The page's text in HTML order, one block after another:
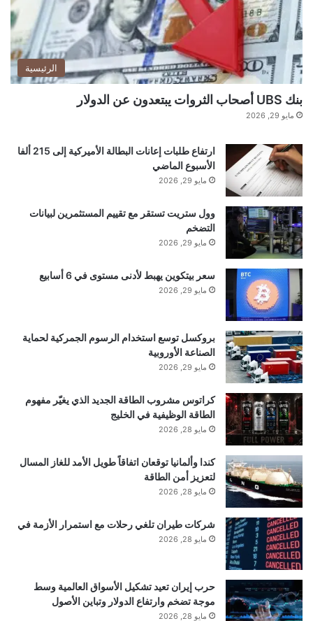
الرئيسية
بنك UBS أصحاب الثروات يبتعدون عن الدولار
مايو 29, 2026
ارتفاع طلبات إعانات البطالة الأميركية إلى 215 ألفا
الأسبوع الماضي
مايو 29, 2026
وول ستريت تستقر مع تقييم المستثمرين لبيانات
التضخم
مايو 29, 2026
سعر بيتكوين يهبط لأدنى مستوى في 6 أسابيع
مايو 29, 2026
بروكسل توسع استخدام الرسوم الجمركية لحماية
الصناعة الأوروبية
مايو 29, 2026
كراتوس مشروب الطاقة الجديد الذي يغيّر مفهوم
الطاقة الوظيفية في الخليج
مايو 28, 2026
كندا وألمانيا توقعان اتفاقاً طويل الأمد للغاز المسال
لتعزيز أمن الطاقة
مايو 28, 2026
شركات طيران تلغي رحلات مع استمرار الأزمة في
مايو 28, 2026
حرب إيران تعيد تشكيل الأسواق العالمية وسط
موجة تضخم وارتفاع الدولار وتباين الأصول
مايو 28, 2026